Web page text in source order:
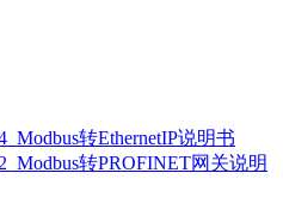
转EthernetIP说明书
转PROFINET网关说明